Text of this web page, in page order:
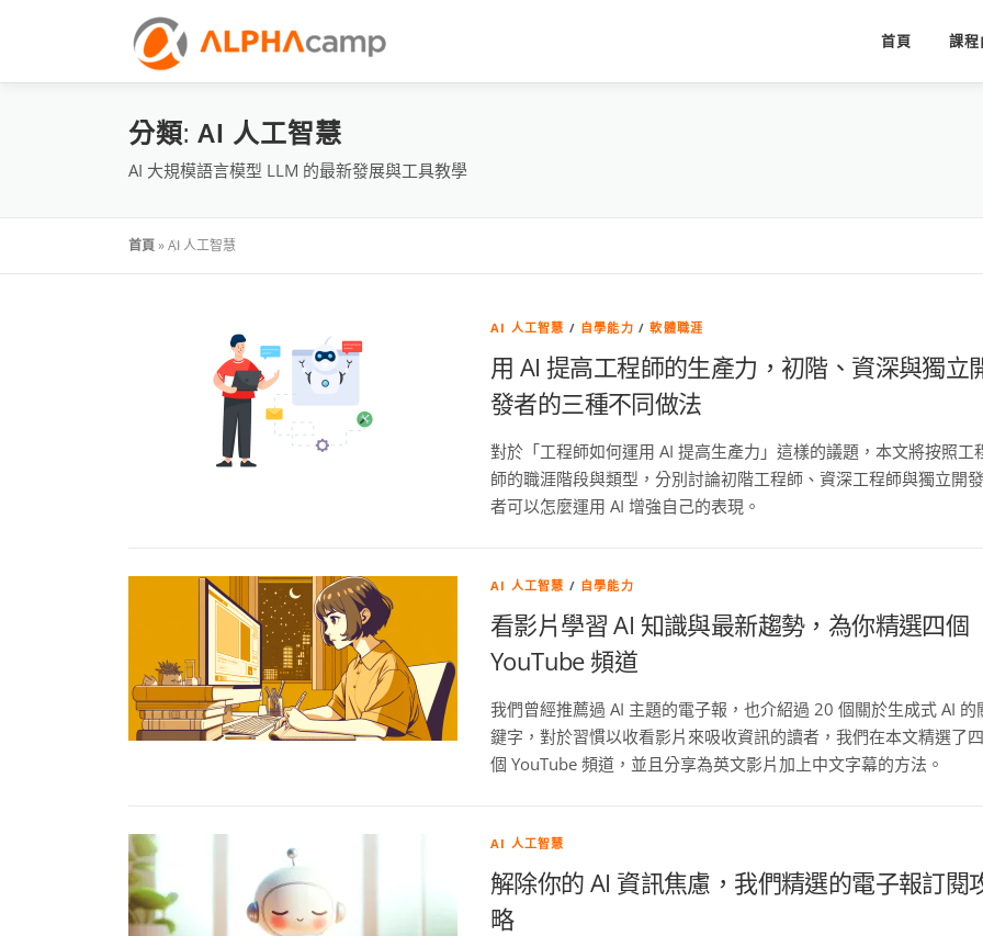
首頁 課程
分類: AI 人工智慧
AI 大規模語言模型 LLM 的最新發展與工具教學
首頁»AI 人工智慧
AI 人工智慧 / 自學能力 /軟體職涯
用 AI 提高工程師的生產力，初階、資深與獨立
發者的三種不同做法
對於「工程師如何運用 AI 提高生產力」這樣的議題，本文將按照工
師的職涯階段與類型，分別討論初階工程師、資深工程師與獨立開發
者可以怎麼運用 AI 增強自己的表現。
AI 人工智慧 / 自學能力
看影片學習 AI 知識與最新趨勢，為你精選四個
YouTube 頻道
我們曾經推薦過 AI 主題的電子報，也介紹過 20 個關於生成式 AI 的
鍵字，對於習慣以收看影片來吸收資訊的讀者，我們在本文精選了四
個 YouTube 頻道，並且分享為英文影片加上中文字幕的方法。
AI 人工智慧
解除你的 AI 資訊焦慮，我們精選的電子報訂閱
略